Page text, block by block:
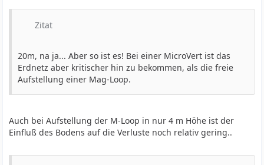
Zitat
20m, na ja... Aber so ist es! Bei einer MicroVert ist das
Erdnetz aber kritischer hin zu bekommen, als die freie
Aufstellung einer Mag-Loop.
Auch bei Aufstellung der M-Loop in nur 4 m Höhe ist der
Einfluß des Bodens auf die Verluste noch relativ gering..